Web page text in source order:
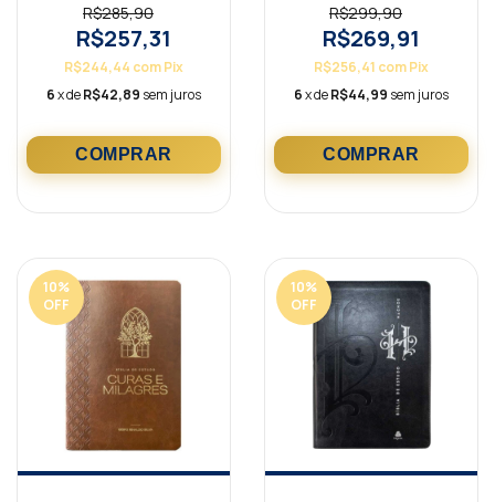
R$285,90
R$257,31
R$244,44 comPix
6x deR$42,89 sem juros
R$299,90
R$269,91
R$256,41 comPix
6x deR$44,99 sem juros
10%
OFF
10%
OFF